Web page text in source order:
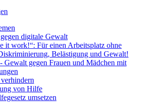
digitale Gewalt
it work!“: Für einen Arbeitsplatz ohne
Belästigung und Gewalt!
Gewalt gegen Frauen und Mädchen mit
von Hilfe
umsetzen